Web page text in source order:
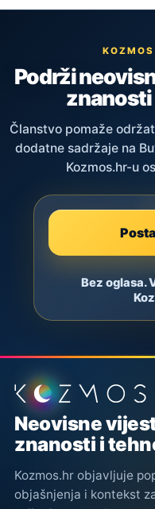
Podrži
Članstvo pomaže
dodatne sadržaje na
Kozmos.hr-u
Bez oglasa.
Podnožje stranice
Neovisne
znanosti i
Kozmos.hr objavljuje
objašnjenja i kontekst